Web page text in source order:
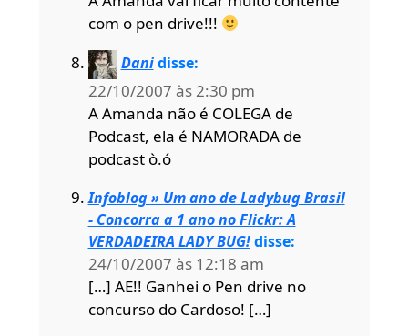
com o pen drive!!!
Dani disse:
22/10/2007 às 2:30 pm
A Amanda não é COLEGA de
Podcast, ela é NAMORADA de
podcast ò.ó
Infoblog » Um ano de Ladybug Brasil
- Concorra a 1 ano no Flickr: A
VERDADEIRA LADY BUG! disse:
24/10/2007 às 12:18 am
[…] AE!! Ganhei o Pen drive no
concurso do Cardoso! […]